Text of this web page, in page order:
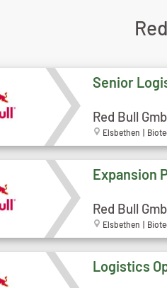
Senior
Red Bull
Elsbethen |
Expansion
Red Bull
Elsbethen |
Logistics